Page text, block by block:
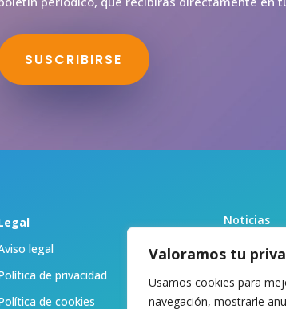
Valoramos tu
Usamos cookies para
navegación, mostrarle
SUSCRIBIRSE
legal
de privacidad
de cookies
Noticias
Biblioteca
Sobre